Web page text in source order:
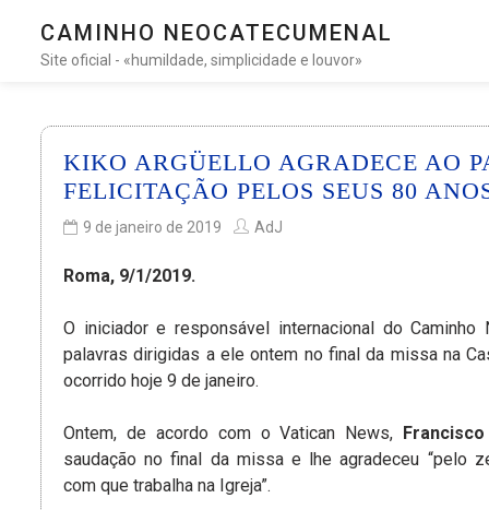
CAMINHO NEOCATECUMENAL
Site oficial - «humildade, simplicidade e louvor»
KIKO ARGÜELLO AGRADECE AO
FELICITAÇÃO PELOS SEUS 80
9 de janeiro de 2019 AdJ
Roma, 9/1/2019.
O iniciador e responsável internacional do Caminho
palavras dirigidas a ele ontem no final da missa na
ocorrido hoje 9 de janeiro.
Ontem, de acordo com o Vatican News, Francisco
saudação no final da missa e lhe agradeceu “pelo
com que trabalha na Igreja”.